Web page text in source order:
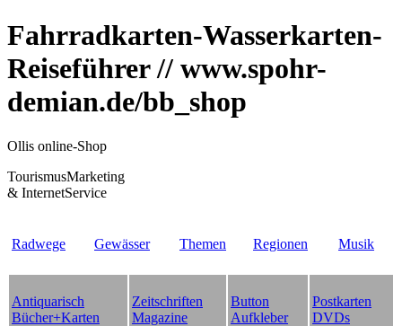
Fahrradkarten-Wasserkarten-
Reiseführer // www.spohr-
demian.de/bb_shop
Ollis online-Shop
TourismusMarketing
& InternetService
Radwege Gewässer Themen Regionen Musik
Antiquarisch
Bücher+Karten
Zeitschriften
Magazine
Button
Aufkleber
Postkarten
DVDs